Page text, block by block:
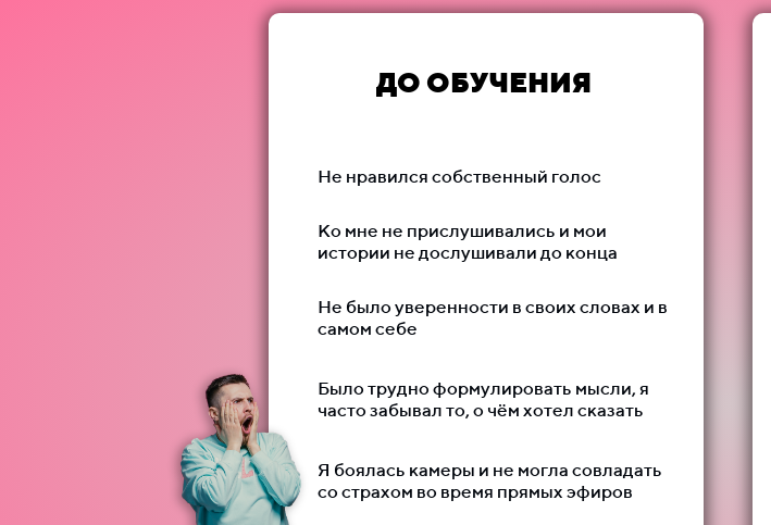
ДО ОБУЧЕНИЯ
Не нравился собственный голос
Было трудно формулировать мысли, я
часто забывал то, о чём хотел сказать
Я боялась камеры и не могла совладать
со страхом во время прямых эфиров
Не было уверенности в своих словах и в
самом себе
Ко мне не прислушивались и мои
истории не дослушивали до конца